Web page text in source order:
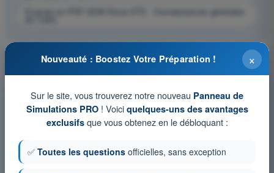
Examen en PDF QCM Drone STS - Connaissances générales
×
Nouveauté : Boostez Votre Préparation !
Sur le site, vous trouverez notre nouveau Panneau de
Simulations PRO! Voici quelques-uns des avantages
exclusifsque vous obtenez en le débloquant :
✅ Toutes les questions officielles, sans exception